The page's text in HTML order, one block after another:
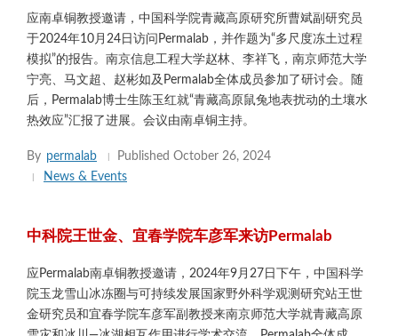
应南卓铜教授邀请，中国科学院青藏高原研究所曹斌副研究员
于2024年10月24日访问Permalab，并作题为“多尺度冻土过程
模拟”的报告。南京信息工程大学赵林、李祥飞，南京师范大学
宁亮、马文超、赵彬如及Permalab全体成员参加了研讨会。随
后，Permalab博士生陈玉红就“青藏高原鼠兔地表扰动的土壤水
热效应”汇报了进展。会议由南卓铜主持。
By permalab Published October 26, 2024
News & Events
中科院王世金、宜春学院车彦军来访Permalab
应Permalab南卓铜教授邀请，2024年9月27日下午，中国科学
院玉龙雪山冰冻圈与可持续发展国家野外科学观测研究站王世
金研究员和宜春学院车彦军副教授来南京师范大学就青藏高原